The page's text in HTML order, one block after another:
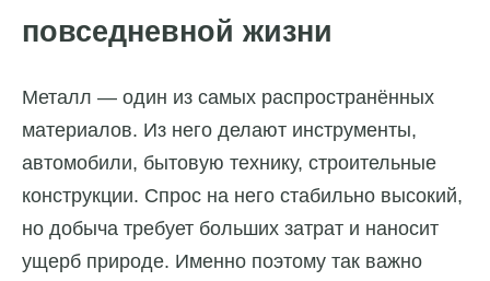
повседневной жизни
Металл — один из самых распространённых
материалов. Из него делают инструменты,
автомобили, бытовую технику, строительные
конструкции. Спрос на него стабильно высокий,
но добыча требует больших затрат и наносит
ущерб природе. Именно поэтому так важно